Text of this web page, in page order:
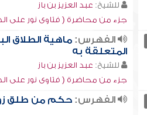
للشيخ: عبد العزيز بن باز
جزء من محاضرة ( فتاوى نور على الدرب
الفهرس: ماهية الطلاق
المتعلقة به
للشيخ: عبد العزيز بن باز
جزء من محاضرة ( فتاوى نور على الدرب
الفهرس: حكم من طلق